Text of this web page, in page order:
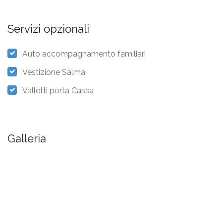
Servizi opzionali
Auto accompagnamento familiari
Vestizione Salma
Valletti porta Cassa
Galleria